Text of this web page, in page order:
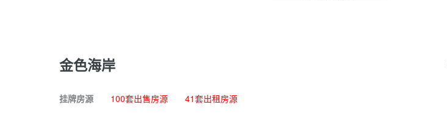
金色海岸
挂牌房源 100套出售房源 41套出租房源